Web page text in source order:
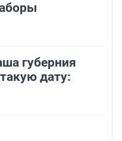
губерния
дату: